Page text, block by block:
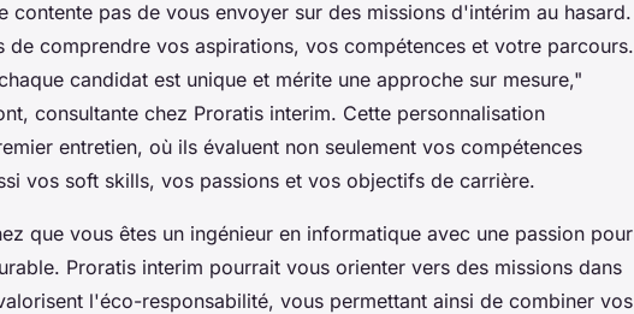
contente pas de vous envoyer sur des missions d'intérim au hasard.
de comprendre vos aspirations, vos compétences et votre parcours.
candidat est unique et mérite une approche sur mesure,"
consultante chez Proratis interim. Cette personnalisation
entretien, où ils évaluent non seulement vos compétences
vos soft skills, vos passions et vos objectifs de carrière.
que vous êtes un ingénieur en informatique avec une passion pour
Proratis interim pourrait vous orienter vers des missions dans
l'éco-responsabilité, vous permettant ainsi de combiner vos